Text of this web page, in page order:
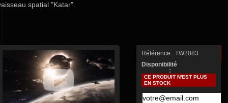
spatial "Katar".
Plus de détails
Référence : TW2083
Disponibilité
:
CE PRODUIT N'EST PLUS
EN STOCK